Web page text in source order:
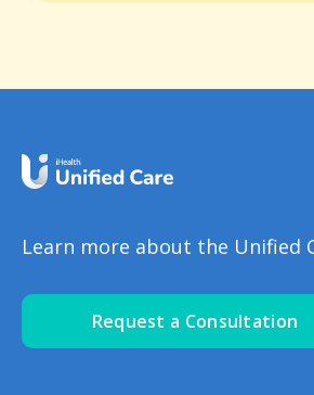
Learn more about the Unified
Request a Consultation